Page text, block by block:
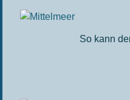
So kann